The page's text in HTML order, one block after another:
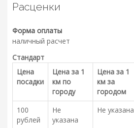
Расценки
Форма оплаты
наличный расчет
Стандарт
Цена
посадки
Цена за 1
км по
городу
Цена за 1
км за
городом
100
рублей
Не
указана
Не указана